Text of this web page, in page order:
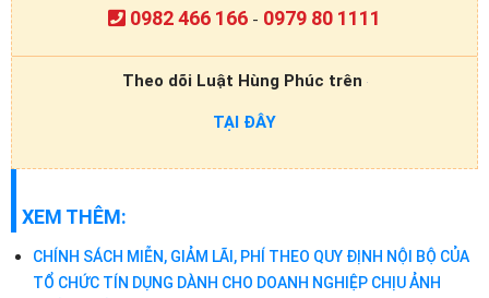
0982 466 166 - 0979 80 1111
Theo dõi Luật Hùng Phúc trên
TẠI ĐÂY
XEM THÊM:
CHÍNH SÁCH MIỄN, GIẢM LÃI, PHÍ THEO QUY ĐỊNH NỘI BỘ CỦA
TỔ CHỨC TÍN DỤNG DÀNH CHO DOANH NGHIỆP CHỊU ẢNH